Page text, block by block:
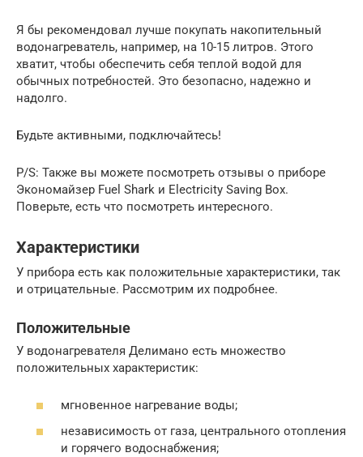
Я бы рекомендовал лучше покупать накопительный
водонагреватель, например, на 10-15 литров. Этого
хватит, чтобы обеспечить себя теплой водой для
обычных потребностей. Это безопасно, надежно и
надолго.
Будьте активными, подключайтесь!
P/S: Также вы можете посмотреть отзывы о приборе
Экономайзер Fuel Shark и Electricity Saving Box.
Поверьте, есть что посмотреть интересного.
Характеристики
У прибора есть как положительные характеристики, так
и отрицательные. Рассмотрим их подробнее.
Положительные
У водонагревателя Делимано есть множество
положительных характеристик:
мгновенное нагревание воды;
независимость от газа, центрального отопления
и горячего водоснабжения;